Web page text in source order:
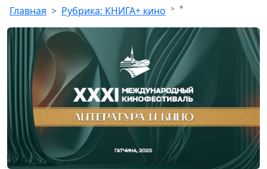
Главная Рубрика: КНИГА+ кино *